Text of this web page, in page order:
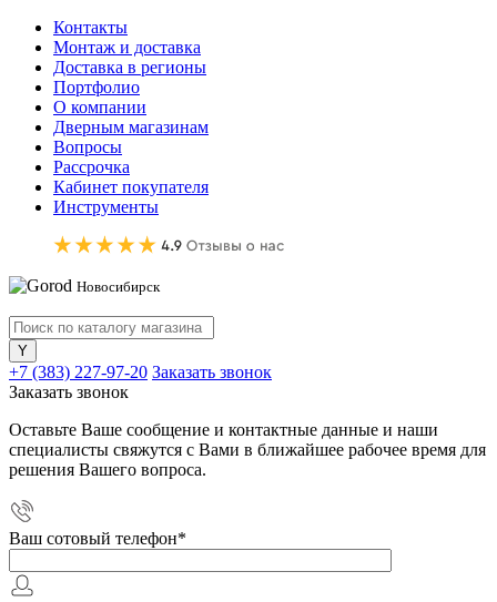
Контакты
Монтаж и доставка
Доставка в регионы
Портфолио
О компании
Дверным магазинам
Вопросы
Рассрочка
Кабинет покупателя
Инструменты
Новосибирск
+7 (383) 227-97-20 Заказать звонок
Заказать звонок
Оставьте Ваше сообщение и контактные данные и наши
специалисты свяжутся с Вами в ближайшее рабочее время для
решения Вашего вопроса.
Ваш сотовый телефон*